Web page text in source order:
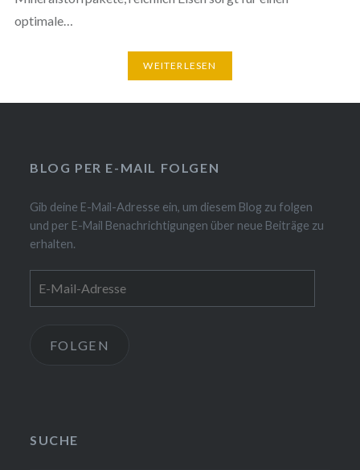
optimale…
WEITERLESEN
BLOG PER E-MAIL FOLGEN
Gib deine E-Mail-Adresse ein, um diesem Blog zu folgen
und per E-Mail Benachrichtigungen über neue Beiträge zu
erhalten.
Mail-
FOLGEN
SUCHE